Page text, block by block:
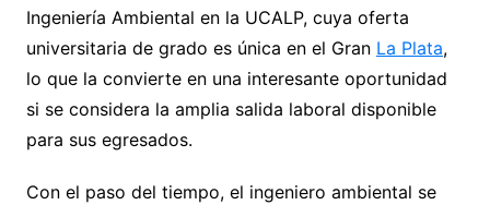
Ingeniería Ambiental en la UCALP, cuya oferta
universitaria de grado es única en el Gran La Plata,
lo que la convierte en una interesante oportunidad
si se considera la amplia salida laboral disponible
para sus egresados.
Con el paso del tiempo, el ingeniero ambiental se